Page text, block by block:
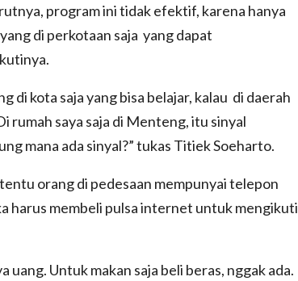
program ini tidak efektif, karena hanya
di perkotaan saja yang dapat
di kota saja yang bisa belajar, kalau di daerah
rumah saya saja di Menteng, itu sinyal
mana ada sinyal?” tukas Titiek Soeharto.
orang di pedesaan mempunyai telepon
harus membeli pulsa internet untuk mengikuti
Untuk makan saja beli beras, nggak ada.